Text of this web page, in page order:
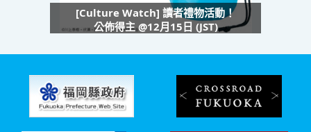
[Culture Watch] 讀者禮物活動！
公佈得主 @12月15日 (JST)